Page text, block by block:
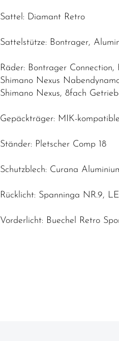
Sattel: Diamant Retro
Sattelstütze: Bontrager,
Räder: Bontrager
Shimano Nexus
Shimano Nexus, 8fach
Gepäckträger: MIK-
Ständer: Pletscher Comp 18
Schutzblech: Curana
Rücklicht: Spanninga NR.9,
Vorderlicht: Buechel Retro